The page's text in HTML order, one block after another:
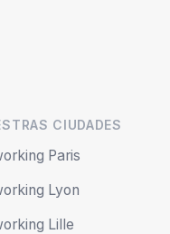
CIUDADES
Paris
Lyon
Lille